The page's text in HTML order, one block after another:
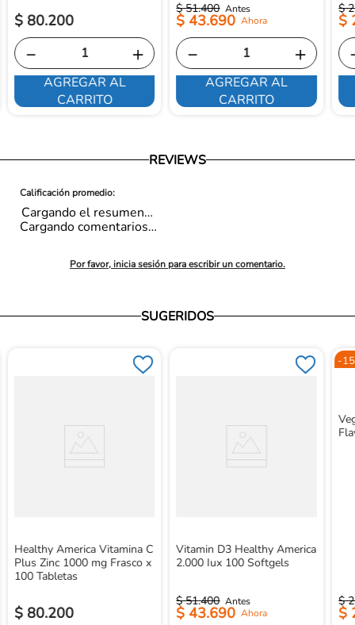
$ 80.200
＋
－
AGREGAR AL
CARRITO
$ 51.400
$ 43.690
＋
－
AGREGAR AL
CARRITO
$
$
REVIEWS
Cargando el resumen…
Por favor, inicia sesión para escribir un comentario.
Cargando comentarios…
SUGERIDOS
Healthy America Vitamina C
Plus Zinc 1000 mg Frasco x
100 Tabletas
$ 80.200
Vitamin D3 Healthy America
2.000 Iux 100 Softgels
$ 51.400
$ 43.690
-
$
$